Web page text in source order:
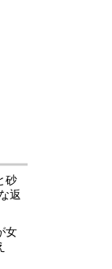
砂
返
女